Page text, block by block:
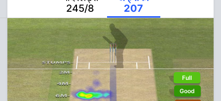
245/8
207
Full
Good